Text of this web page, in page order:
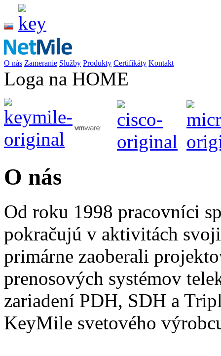
O nás Zameranie Služby Produkty Certifikáty Kontakt
Loga na HOME
O nás
Od roku 1998 pracovníci
pokračujú v aktivitách
primárne zaoberali
prenosových systémov
zariadení PDH, SDH a
KeyMile svetového